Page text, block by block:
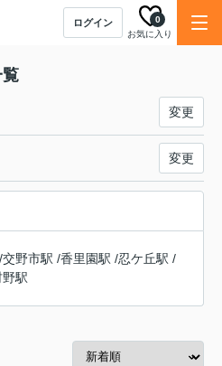
ログイン
お気に入り
0
変更
変更
/交野市駅 /香里園駅 /忍ケ丘駅 /
野駅